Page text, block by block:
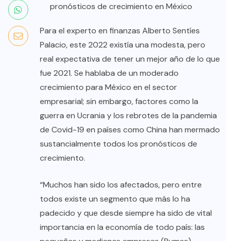
pronósticos de crecimiento en México
Para el experto en finanzas Alberto Sentíes
Palacio, este 2022 existía una modesta, pero
real expectativa de tener un mejor año de lo que
fue 2021. Se hablaba de un moderado
crecimiento para México en el sector
empresarial; sin embargo, factores como la
guerra en Ucrania y los rebrotes de la pandemia
de Covid-19 en países como China han mermado
sustancialmente todos los pronósticos de
crecimiento.
“Muchos han sido los afectados, pero entre
todos existe un segmento que más lo ha
padecido y que desde siempre ha sido de vital
importancia en la economía de todo país: las